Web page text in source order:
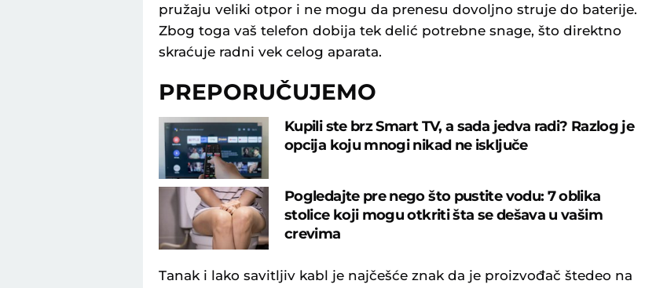
pružaju veliki otpor i ne mogu da prenesu dovoljno struje do baterije.
Zbog toga vaš telefon dobija tek delić potrebne snage, što direktno
skraćuje radni vek celog aparata.
PREPORUČUJEMO
Kupili ste brz Smart TV, a sada jedva radi? Razlog je
opcija koju mnogi nikad ne isključe
Pogledajte pre nego što pustite vodu: 7 oblika
stolice koji mogu otkriti šta se dešava u vašim
crevima
Tanak i lako savitljiv kabl je najčešće znak da je proizvođač štedeo na